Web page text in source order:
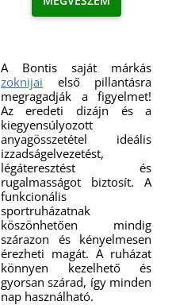
A Bontis saját márkás
zoknijai első pillantásra
megragadják a figyelmet!
Az eredeti dizájn és a
kiegyensúlyozott
anyagösszetétel ideális
izzadságelvezetést,
légáteresztést és
rugalmasságot biztosít. A
funkcionális
sportruházatnak
köszönhetően mindig
szárazon és kényelmesen
érezheti magát. A ruházat
könnyen kezelhető és
gyorsan szárad, így minden
nap használható.